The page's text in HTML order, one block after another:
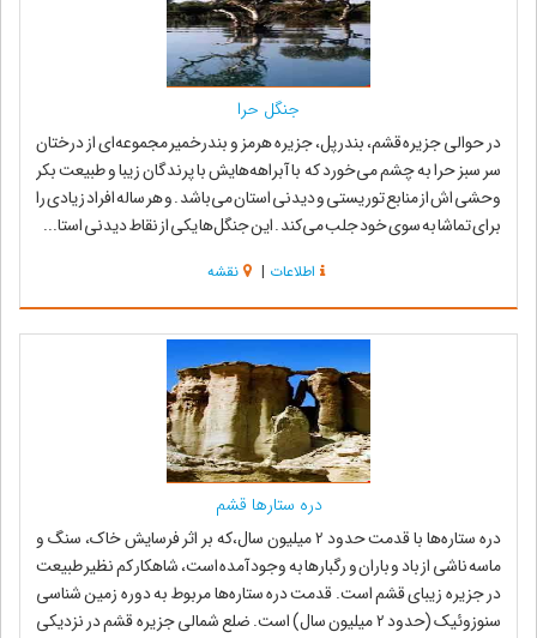
جنگل حرا
در حوالی جزیره قشم، بندرپل، جزیره هرمز و بندرخمیر مجموعه‌ای از درختان
سر سبز حرا به چشم می‌خورد که با آبراهه‌هایش با پرندگان زیبا و طبیعت بکر
وحشی اش از منابع توریستی و دیدنی استان می‌باشد . و هر ساله افراد زیادی را
برای تماشا به سوی خود جلب می‌کند . این جنگل‌ها یکی از نقاط دیدنی استا...
اطلاعات | نقشه
دره ستارها قشم
دره ستاره‌ها با قدمت حدود 2 میلیون سال،که بر اثر فرسایش خاک، سنگ و
ماسه ناشى از باد و باران و رگبارها به وجود آمده است، شاهکار کم نظیر طبیعت
در جزیره زیباى قشم است. قدمت دره ستاره‌ها مربوط به دوره زمین شناسى
سنوزوئیک (حدود 2 میلیون سال) است. ضلع شمالى جزیره قشم در نزدیکى